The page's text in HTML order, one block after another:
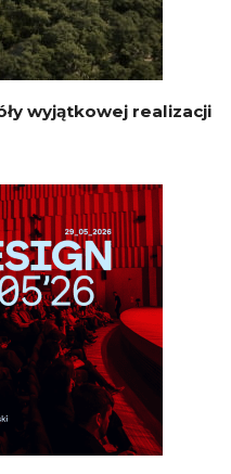
wyjątkowej realizacji